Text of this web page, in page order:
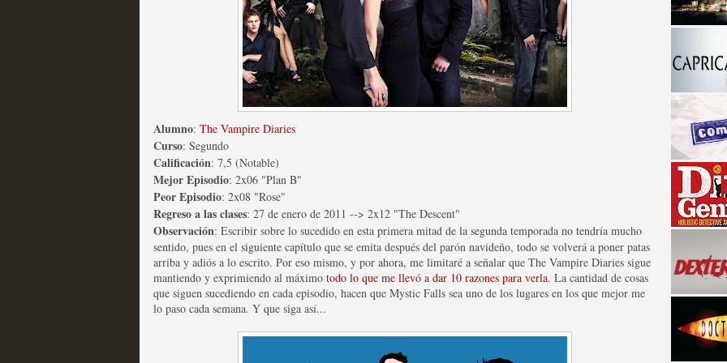
Recomendación de la semana
Expediente X: Guía para descubrir la "verdad"
MOLTISANTI
Recomendación de la semana
Alumno: The Vampire Diaries
Curso: Segundo
Calificación: 7,5 (Notable)
Mejor Episodio: 2x06 "Plan B"
Peor Episodio: 2x08 "Rose"
Regreso a las clases: 27 de enero de 2011 --> 2x12 "The Descent"
Observación: Escribir sobre lo sucedido en esta primera mitad de la segunda temporada no tendría mucho
sentido, pues en el siguiente capítulo que se emita después del parón navideño, todo se volverá a poner patas
arriba y adiós a lo escrito. Por eso mismo, y por ahora, me limitaré a señalar que The Vampire Diaries sigue
mantiendo y exprimiendo al máximo todo lo que me llevó a dar 10 razones para verla. La cantidad de cosas
que siguen sucediendo en cada episodio, hacen que Mystic Falls sea uno de los lugares en los que mejor me
lo paso cada semana. Y que siga así...